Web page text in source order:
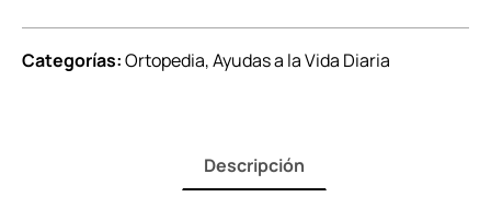
Categorías:Ortopedia,Ayudas a la Vida Diaria
Descripción